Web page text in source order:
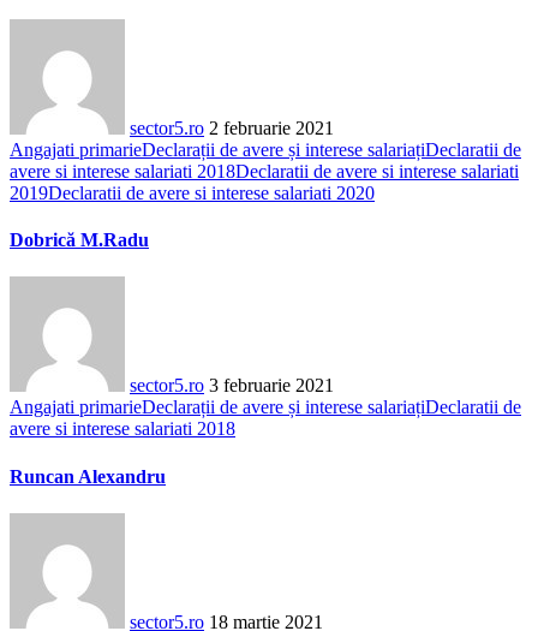
sector5.ro 2 februarie 2021
Angajati primarieDeclarații de avere și interese salariațiDeclaratii de
avere si interese salariati 2018Declaratii de avere si interese salariati
2019Declaratii de avere si interese salariati 2020
Dobrică M.Radu
sector5.ro 3 februarie 2021
Angajati primarieDeclarații de avere și interese salariațiDeclaratii de
avere si interese salariati 2018
Runcan Alexandru
sector5.ro 18 martie 2021